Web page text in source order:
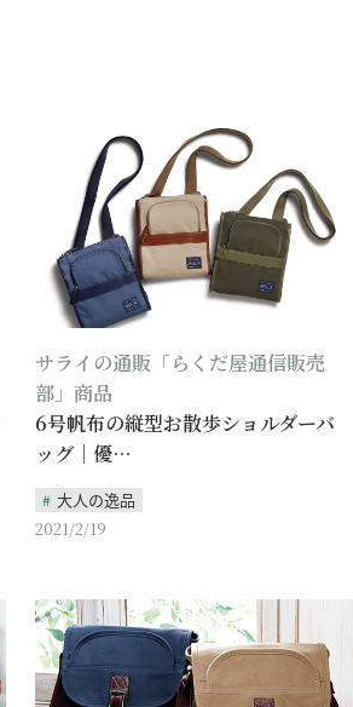
サライの通販「らくだ屋通信販売
部」商品
6号帆布の縦型お散歩ショルダーバ
ッグ｜優…
大人の逸品
2021/2/19